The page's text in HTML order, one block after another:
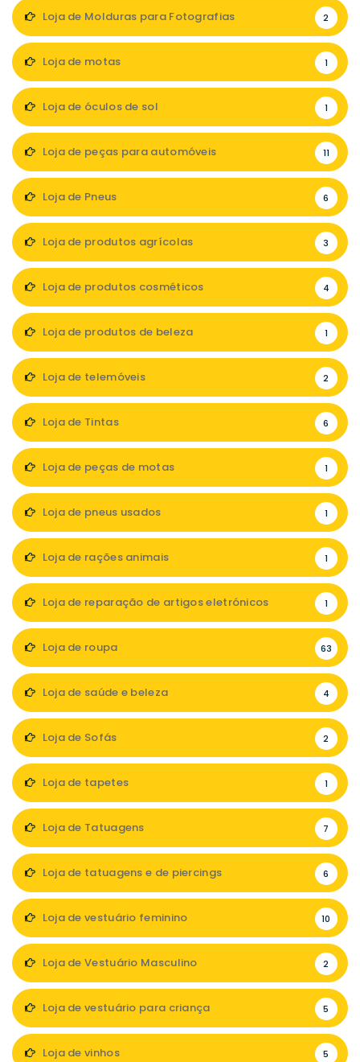
Loja de Molduras para Fotografias 2
Loja de motas 1
Loja de óculos de sol 1
Loja de peças para automóveis 11
Loja de Pneus 6
Loja de produtos agrícolas 3
Loja de produtos cosméticos 4
Loja de produtos de beleza 1
Loja de telemóveis 2
Loja de Tintas 6
Loja de peças de motas 1
Loja de pneus usados 1
Loja de rações animais 1
Loja de reparação de artigos eletrónicos 1
Loja de roupa 63
Loja de saúde e beleza 4
Loja de Sofás 2
Loja de tapetes 1
Loja de Tatuagens 7
Loja de tatuagens e de piercings 6
Loja de vestuário feminino 10
Loja de Vestuário Masculino 2
Loja de vestuário para criança 5
Loja de vinhos 5